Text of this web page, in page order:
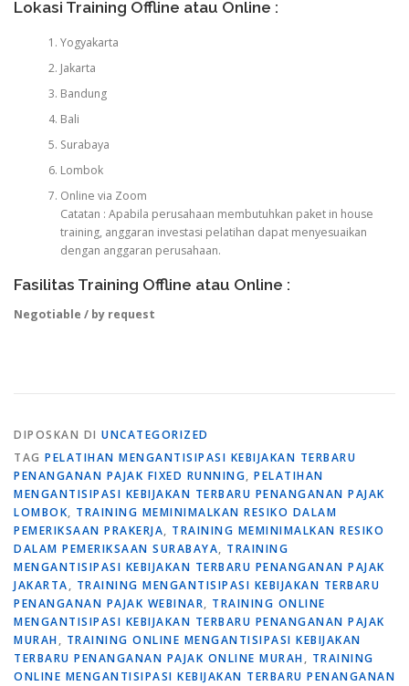
Lokasi Training Offline atau Online :
Yogyakarta
Jakarta
Bandung
Bali
Surabaya
Lombok
Online via Zoom
Catatan : Apabila perusahaan membutuhkan paket in house
training, anggaran investasi pelatihan dapat menyesuaikan
dengan anggaran perusahaan.
Fasilitas Training Offline atau Online :
Negotiable / by request
DIPOSKAN DI UNCATEGORIZED
TAG PELATIHAN MENGANTISIPASI KEBIJAKAN TERBARU
PENANGANAN PAJAK FIXED RUNNING, PELATIHAN
MENGANTISIPASI KEBIJAKAN TERBARU PENANGANAN PAJAK
LOMBOK, TRAINING MEMINIMALKAN RESIKO DALAM
PEMERIKSAAN PRAKERJA, TRAINING MEMINIMALKAN RESIKO
DALAM PEMERIKSAAN SURABAYA, TRAINING
MENGANTISIPASI KEBIJAKAN TERBARU PENANGANAN PAJAK
JAKARTA, TRAINING MENGANTISIPASI KEBIJAKAN TERBARU
PENANGANAN PAJAK WEBINAR, TRAINING ONLINE
MENGANTISIPASI KEBIJAKAN TERBARU PENANGANAN PAJAK
MURAH, TRAINING ONLINE MENGANTISIPASI KEBIJAKAN
TERBARU PENANGANAN PAJAK ONLINE MURAH, TRAINING
ONLINE MENGANTISIPASI KEBIJAKAN TERBARU PENANGANAN